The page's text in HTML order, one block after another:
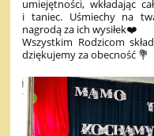
umiejętności, wkładając
i taniec. Uśmiechy na
nagrodą za ich wysiłek❤️
Wszystkim Rodzicom
dziękujemy za obecność 💐